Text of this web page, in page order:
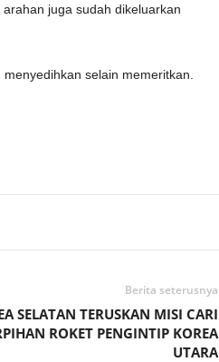
juga sudah dikeluarkan
selain memeritkan.
Berita seterusnya
SELATAN TERUSKAN MISI CARI
ROKET PENGINTIP KOREA
UTARA